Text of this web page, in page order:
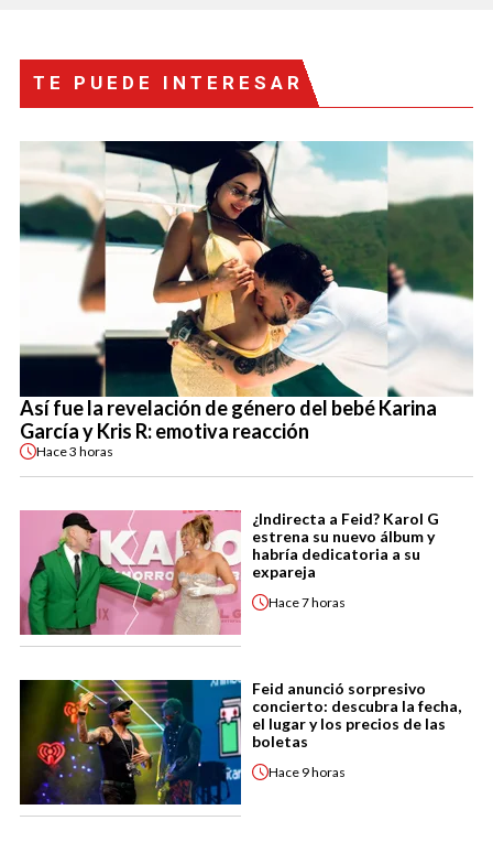
TE PUEDE INTERESAR
Así fue la revelación de género del bebé Karina
García y Kris R: emotiva reacción
Hace3 horas
¿Indirecta a Feid? Karol G
estrena su nuevo álbum y
habría dedicatoria a su
expareja
Hace7 horas
Feid anunció sorpresivo
concierto: descubra la fecha,
el lugar y los precios de las
boletas
Hace 9 horas